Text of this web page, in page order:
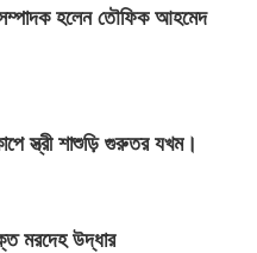
সম্পাদক হলেন তৌফিক আহমেদ
স্ত্রী শাশুড়ি গুরুতর যখম।
মরদেহ উদ্ধার